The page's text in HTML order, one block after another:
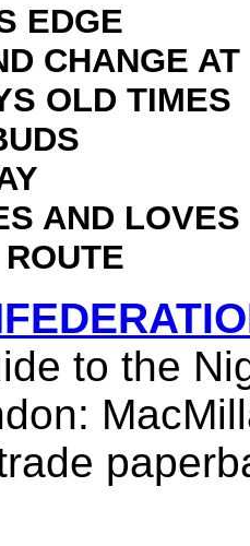
EDGE
CHANGE AT
OLD TIMES
AND
to the